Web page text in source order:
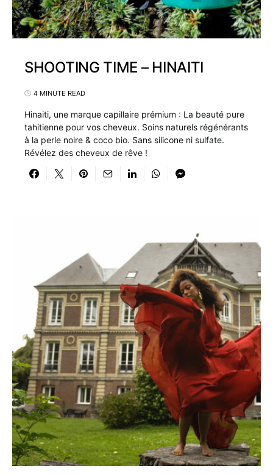
SHOOTING TIME – HINAITI
4 MINUTE READ
Hinaiti, une marque capillaire prémium : La beauté pure
tahitienne pour vos cheveux. Soins naturels régénérants
à la perle noire & coco bio. Sans silicone ni sulfate.
Révélez des cheveux de rêve !